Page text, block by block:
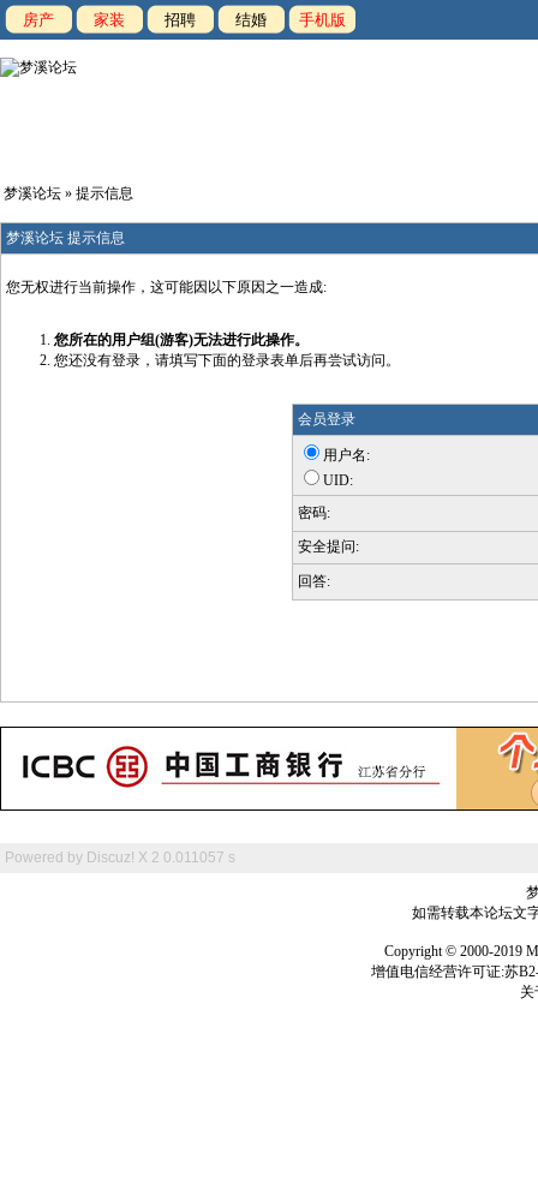
房产 家装 招聘 结婚 手机版
梦溪论坛 » 提示信息
梦溪论坛 提示信息
您无权进行当前操作，这可能因以下原因之一造成:
您所在的用户组(游客)无法进行此操作。
您还没有登录，请填写下面的登录表单后再尝试访问。
会员登录
用户名:
UID:
密码:
安全提问:
回答:
Powered by Discuz! X 2 0.011057 s
如需转载本论坛文
Copyright © 2000-2019
增值电信经营许可证:苏
关